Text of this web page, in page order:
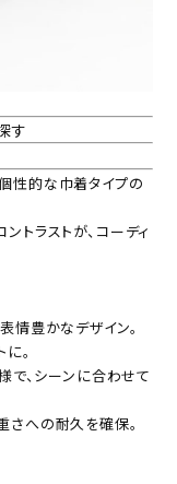
す
性的な巾着タイプの
トラストが、コーディ
情豊かなデザイン。
。
で、シーンに合わせて
さへの耐久を確保。